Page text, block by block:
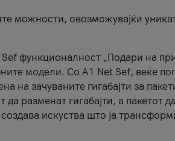
можности, овозможувајќи
функционалност „Подари на
модели. Со A1 Net Sef, веќе
на зачуваните гигабајти за
разменат гигабајти, а пакетот
искуства што ја